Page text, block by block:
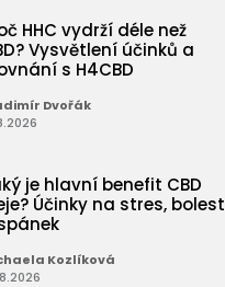
HHC vydrží déle než
Vysvětlení účinků a
s H4CBD
Dvořák
je hlavní benefit CBD
Účinky na stres, bolest
Kozlíková